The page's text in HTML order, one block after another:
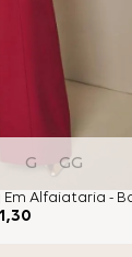
G GG
Em Alfaiataria -
,30